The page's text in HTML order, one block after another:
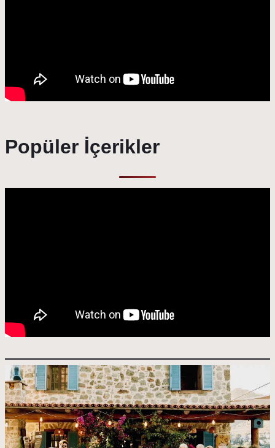
Popüler İçerikler